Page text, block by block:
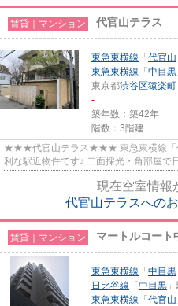
賃貸｜マンション 代官山テラス
東急東横線 「 代官山
東急東横線 「 中目黒
東京都渋谷区猿楽町
-
築年数：築42年
階数：3階建
★★★代官山テラス★★★ 東急東横線「
利な駅近物件です♪ 二面採光・角部屋で
現在空室情報
代官山テラスへの
賃貸｜マンション マートルコート
東急東横線 「 中目黒
日比谷線 「 中目黒
東急東横線 「 代官山